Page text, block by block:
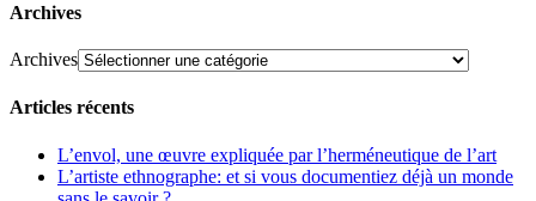
Archives
Archives
Articles récents
L’envol, une œuvre expliquée par l’herméneutique de l’art
L’artiste ethnographe: et si vous documentiez déjà un monde